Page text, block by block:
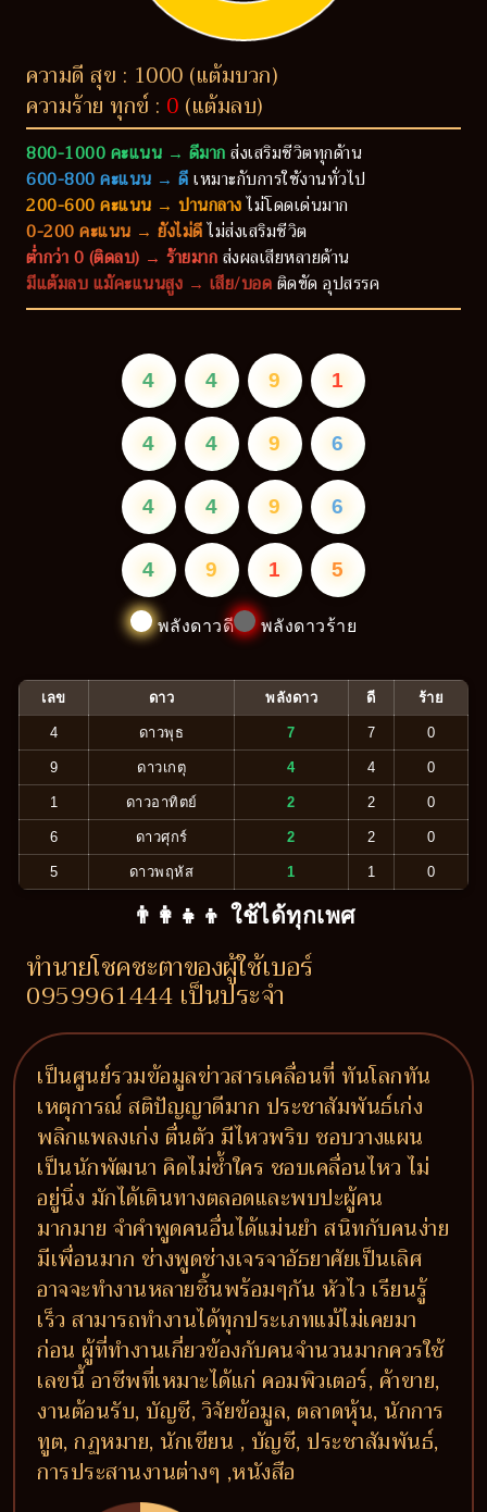
ความดี สุข : 1000 (แต้มบวก)
ความร้าย ทุกข์ : 0 (แต้มลบ)
800-1000 คะแนน → ดีมากส่งเสริมชีวิตทุกด้าน
600-800 คะแนน → ดีเหมาะกับการใช้งานทั่วไป
200-600 คะแนน → ปานกลางไม่โดดเด่นมาก
0-200 คะแนน → ยังไม่ดีไม่ส่งเสริมชีวิต
ต่ำกว่า 0 (ติดลบ) → ร้ายมากส่งผลเสียหลายด้าน
มีแต้มลบ แม้คะแนนสูง → เสีย/บอดติดขัด อุปสรรค
4 4 9 1
4 4 9 6
4 4 9 6
4 9 1 5
พลังดาวดี พลังดาวร้าย
เลข ดาว พลังดาว ดี ร้าย
4 ดาวพุธ 7 7 0
9 ดาวเกตุ 4 4 0
1 ดาวอาทิตย์ 2 2 0
6 ดาวศุกร์ 2 2 0
5 ดาวพฤหัส 1 1 0
👨‍👩‍👧‍👦 ใช้ได้ทุกเพศ
ทำนายโชคชะตาของผู้ใช้เบอร์
0959961444 เป็นประจำ
เป็นศูนย์รวมข้อมูลข่าวสารเคลื่อนที่ ทันโลกทัน
เหตุการณ์ สติปัญญาดีมาก ประชาสัมพันธ์เก่ง
พลิกแพลงเก่ง ตื่นตัว มีไหวพริบ ชอบวางแผน
เป็นนักพัฒนา คิดไม่ซ้ำใคร ชอบเคลื่อนไหว ไม่
อยู่นิ่ง มักได้เดินทางตลอดและพบปะผู้คน
มากมาย จำคำพูดคนอื่นได้แม่นยำ สนิทกับคนง่าย
มีเพื่อนมาก ช่างพูดช่างเจรจาอัธยาศัยเป็นเลิศ
อาจจะทำงานหลายชิ้นพร้อมๆกัน หัวไว เรียนรู้
เร็ว สามารถทำงานได้ทุกประเภทแม้ไม่เคยมา
ก่อน ผู้ที่ทำงานเกี่ยวข้องกับคนจำนวนมากควรใช้
เลขนี้ อาชีพที่เหมาะได้แก่ คอมพิวเตอร์, ค้าขาย,
งานต้อนรับ, บัญชี, วิจัยข้อมูล, ตลาดหุ้น, นักการ
ทูต, กฏหมาย, นักเขียน , บัญชี, ประชาสัมพันธ์,
การประสานงานต่างๆ ,หนังสือ